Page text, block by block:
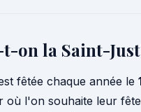
on la Saint-
fêtée chaque année le
où l'on souhaite leur